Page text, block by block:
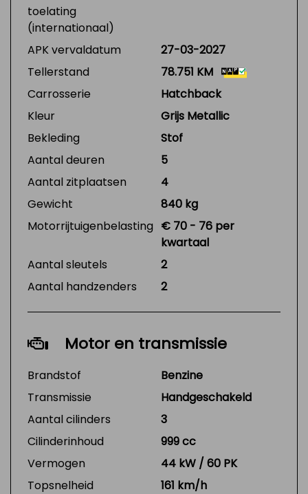
toelating
(internationaal)
APK vervaldatum
27-03-2027
Tellerstand
78.751 KM
Carrosserie
Hatchback
Kleur
Grijs Metallic
Bekleding
Stof
Aantal deuren
5
Aantal zitplaatsen
4
Gewicht
840 kg
Motorrijtuigenbelasting € 70 - 76 per
kwartaal
Aantal sleutels
2
Aantal handzenders
2
Motor en transmissie
Brandstof
Benzine
Transmissie
Handgeschakeld
Aantal cilinders
3
Cilinderinhoud
999 cc
Vermogen
44 kW / 60 PK
Topsnelheid
161 km/h